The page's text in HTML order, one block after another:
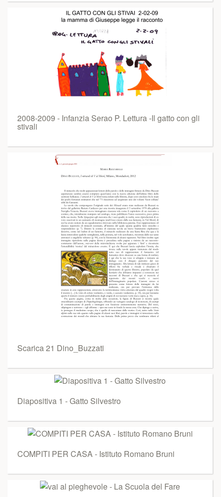
2008-2009 - Infanzia Serao P. Lettura -Il gatto con gli
stivali
Scarica 21 Dino_Buzzati
Diapositiva 1 - Gatto Silvestro
COMPITI PER CASA - Istituto Romano Bruni